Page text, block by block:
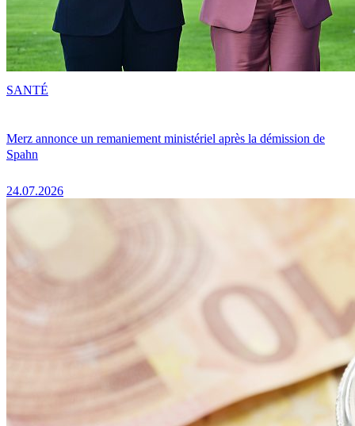
Merz annonce un remaniement ministériel après la démission de
Spahn
24.07.2026
SANTÉ